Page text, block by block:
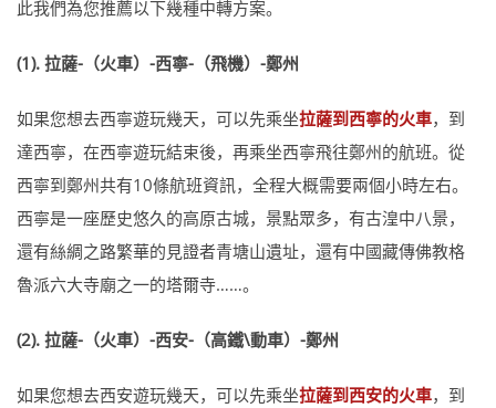
此我們為您推薦以下幾種中轉方案。
(1). 拉薩-（火車）-西寧-（飛機）-鄭州
如果您想去西寧遊玩幾天，可以先乘坐拉薩到西寧的火車，到
達西寧，在西寧遊玩結束後，再乘坐西寧飛往鄭州的航班。從
西寧到鄭州共有10條航班資訊，全程大概需要兩個小時左右。
西寧是一座歷史悠久的高原古城，景點眾多，有古湟中八景，
還有絲綢之路繁華的見證者青塘山遺址，還有中國藏傳佛教格
魯派六大寺廟之一的塔爾寺……。
(2). 拉薩-（火車）-西安-（高鐵\動車）-鄭州
如果您想去西安遊玩幾天，可以先乘坐拉薩到西安的火車，到